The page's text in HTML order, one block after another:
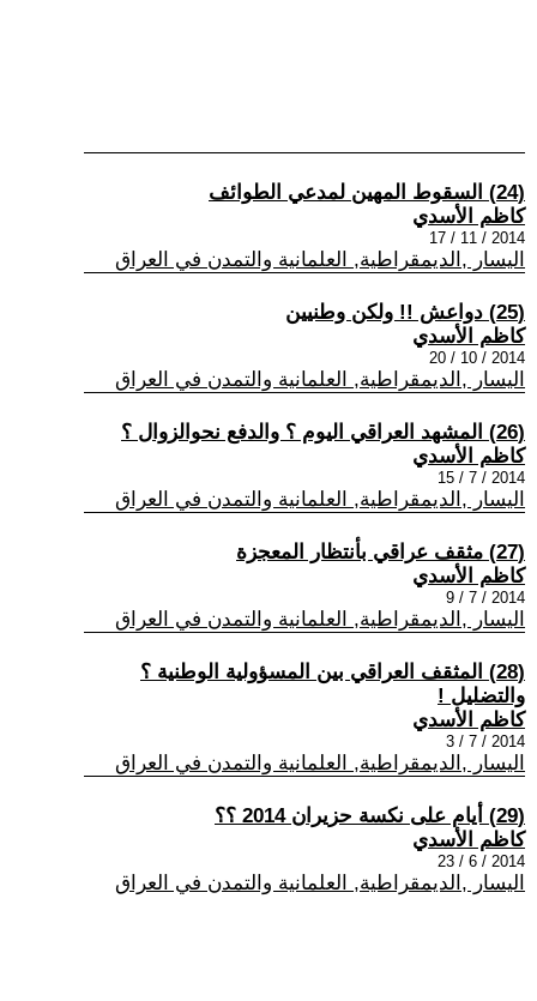
(24) السقوط المهين لمدعي الطوائف
كاظم الأسدي
2014 / 11 / 17
اليسار ,الديمقراطية, العلمانية والتمدن في العراق
(25) دواعش !! ولكن وطنيين
كاظم الأسدي
2014 / 10 / 20
اليسار ,الديمقراطية, العلمانية والتمدن في العراق
(26) المشهد العراقي اليوم ؟ والدفع نحوالزوال ؟
كاظم الأسدي
2014 / 7 / 15
اليسار ,الديمقراطية, العلمانية والتمدن في العراق
(27) مثقف عراقي بأنتظار المعجزة
كاظم الأسدي
2014 / 7 / 9
اليسار ,الديمقراطية, العلمانية والتمدن في العراق
(28) المثقف العراقي بين المسؤولية الوطنية ؟
والتضليل !
كاظم الأسدي
2014 / 7 / 3
اليسار ,الديمقراطية, العلمانية والتمدن في العراق
(29) أيام على نكسة حزيران 2014 ؟؟
كاظم الأسدي
2014 / 6 / 23
اليسار ,الديمقراطية, العلمانية والتمدن في العراق